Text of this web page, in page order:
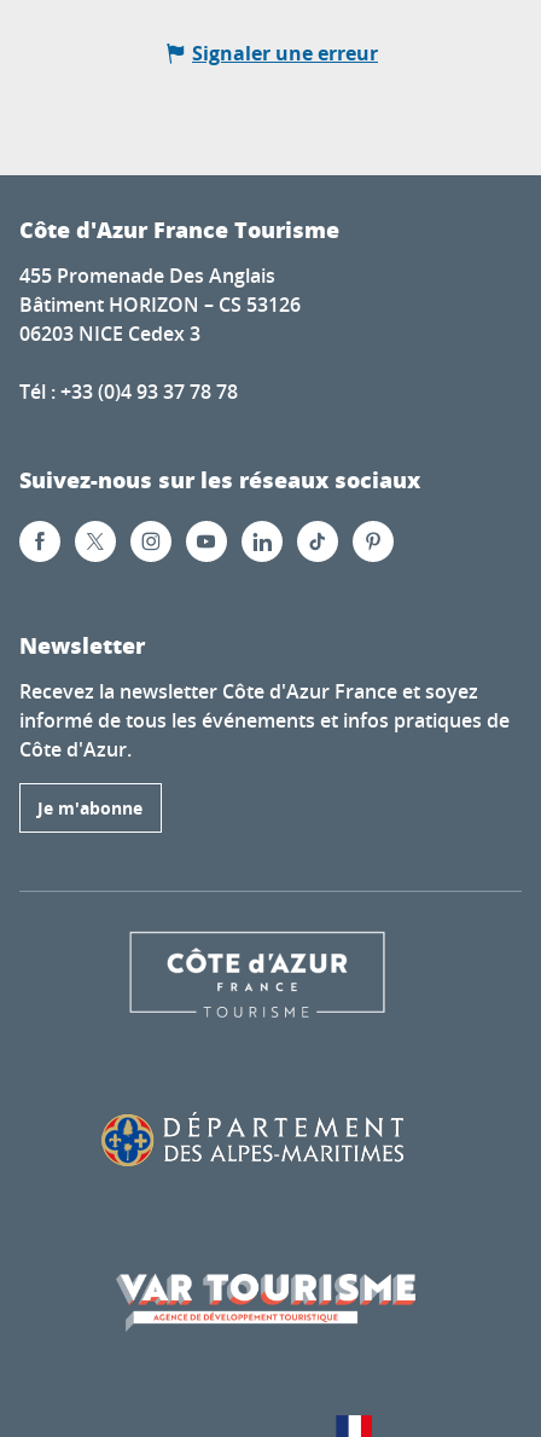
Signaler une erreur
Côte d'Azur France Tourisme
455 Promenade Des Anglais
Bâtiment HORIZON – CS 53126
06203 NICE Cedex 3
Tél : +33 (0)4 93 37 78 78
Suivez-nous sur les réseaux sociaux
Newsletter
Recevez la newsletter Côte d'Azur France et soyez
informé de tous les événements et infos pratiques de
Côte d'Azur.
Je m'abonne